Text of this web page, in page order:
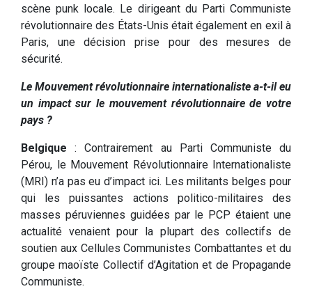
scène punk locale. Le dirigeant du Parti Communiste
révolutionnaire des États-Unis était également en exil à
Paris, une décision prise pour des mesures de
sécurité.
Le Mouvement révolutionnaire internationaliste a-t-il eu
un impact sur le mouvement révolutionnaire de votre
pays ?
Belgique : Contrairement au Parti Communiste du
Pérou, le Mouvement Révolutionnaire Internationaliste
(MRI) n’a pas eu d’impact ici. Les militants belges pour
qui les puissantes actions politico-militaires des
masses péruviennes guidées par le PCP étaient une
actualité venaient pour la plupart des collectifs de
soutien aux Cellules Communistes Combattantes et du
groupe maoïste Collectif d’Agitation et de Propagande
Communiste.